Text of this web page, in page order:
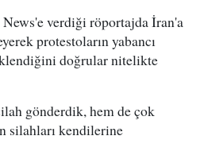
News'e verdiği röportajda İran'a
protestoların yabancı
doğrular nitelikte
gönderdik, hem de çok
silahları kendilerine